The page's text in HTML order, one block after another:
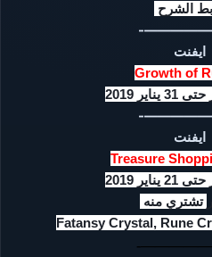
الشرح
ايفنت
Growth of
ايفنت
Treasure
تشتري منه
Fatansy Crystal, Rune